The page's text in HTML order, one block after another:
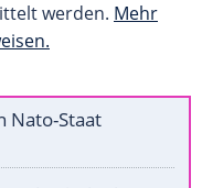
werden. Mehr
Nato-Staat